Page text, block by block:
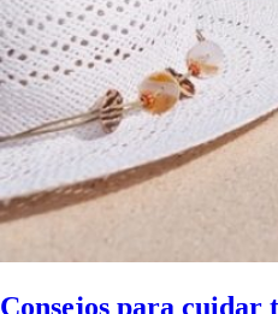
Consejos para cuidar